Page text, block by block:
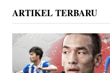
ARTIKEL TERBARU